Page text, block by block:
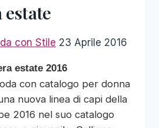
con Stile 23 Aprile 2016
estate 2016
con catalogo per donna
nuova linea di capi della
2016 nel suo catalogo